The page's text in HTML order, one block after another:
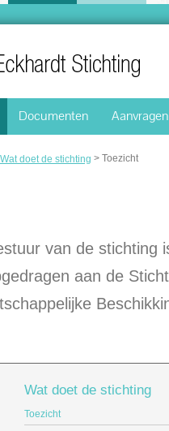
Documenten
Wat doet de stichting > Toezicht
van de stichting
aan de
Wat doet de stichting
Toezicht